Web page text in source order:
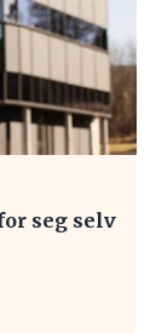
seg selv